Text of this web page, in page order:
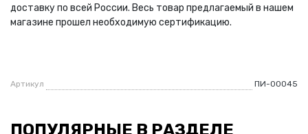
доставку по всей России. Весь товар предлагаемый в нашем
магазине прошел необходимую сертификацию.
Артикул ПИ-00045
ПОПУЛЯРНЫЕ В РАЗДЕЛЕ